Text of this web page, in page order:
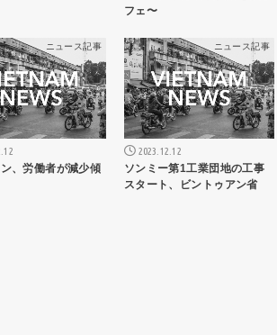
フェ〜
ニュース記事
、労働者が減少傾
ニュース記事
2023.12.12
ソンミー第1工業団地の工事
スタート、ビントゥアン省